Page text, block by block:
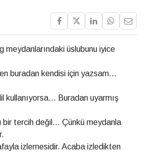
meydanlarındaki üslubunu iyice
buradan kendisi için yazsam...
kullanıyorsa... Buradan uyarmış
tercih değil... Çünkü meydanla
izlemesidir. Acaba izledikten